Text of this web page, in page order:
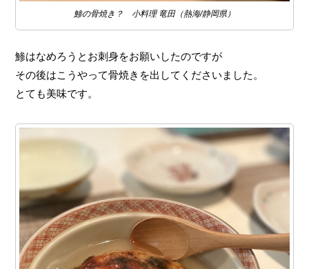
鯵の骨焼き？ 小料理 竜田（熱海/静岡県）
鯵はなめろうとお刺身をお願いしたのですが
その後はこうやって骨焼きを出してくださいました。
とても美味です。